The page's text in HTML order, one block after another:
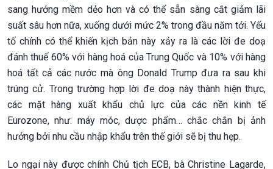
sang hướng mềm dẻo hơn và có thể sẵn sàng cắt giảm lãi
suất sâu hơn nữa, xuống dưới mức 2% trong đầu năm tới. Yếu
tố chính có thể khiến kịch bản này xảy ra là các lời đe doạ
đánh thuế 60% với hàng hoá của Trung Quốc và 10% với hàng
hoá tất cả các nước mà ông Donald Trump đưa ra sau khi
trúng cử. Trong trường hợp lời đe doạ này thành hiện thực,
các mặt hàng xuất khẩu chủ lực của các nền kinh tế
Eurozone, như: máy móc, dược phẩm… chắc chắn bị ảnh
hưởng bởi nhu cầu nhập khẩu trên thế giới sẽ bị thu hẹp.
Lo ngại này được chính Chủ tịch ECB, bà Christine Lagarde,